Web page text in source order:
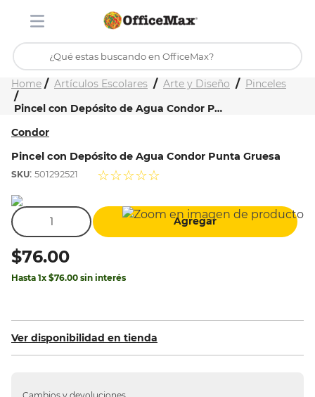
¿Qué estas buscando en OfficeMax?
Inicio Tienda
Artículos Escolares Arte y Diseño
Pinceles
Pincel con Depósito de Agua Condor Punta Gruesa
Condor
Pincel con Depósito de Agua Condor Punta Gruesa
: 501292521 ☆☆☆☆☆
Agregar
$76.00
Hasta 1x $76.00 sin interés
Ver disponibilidad en tienda
TÉRMINOS MÁS BUSCADOS
.
ojo turco
2.
toy story
3.
stitch
5.
mochilas
.
stuk
7.
mochila
carpeta
10. silla